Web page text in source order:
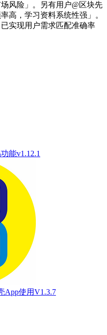
风险」。另有用户@区块先
高，学习资料系统性强」。
实现用户需求匹配准确率
能v1.12.1
App使用V1.3.7